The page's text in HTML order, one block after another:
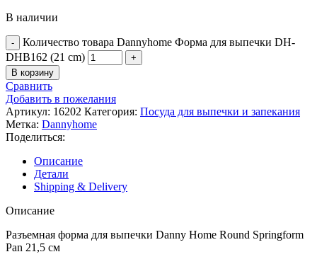
В наличии
Количество товара Dannyhome Форма для выпечки DH-
DHB162 (21 cm)
В корзину
Сравнить
Добавить в пожелания
Артикул: 16202 Категория: Посуда для выпечки и запекания
Метка: Dannyhome
Поделиться:
Описание
Детали
Shipping & Delivery
Описание
Разъемная форма для выпечки Danny Home Round Springform
Pan 21,5 см